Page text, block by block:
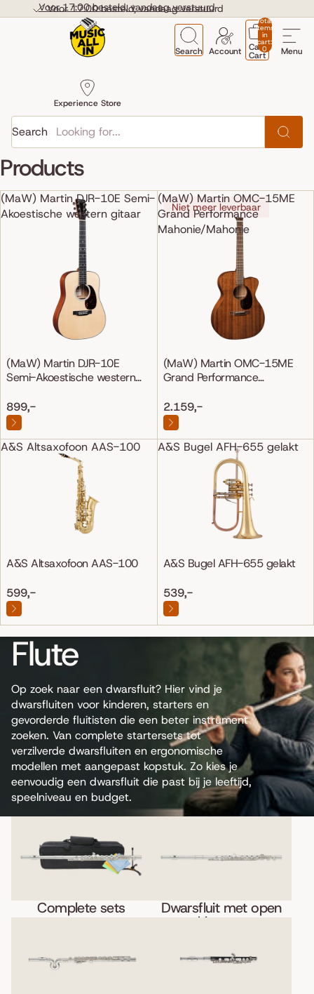
Voor 17:00 besteld, vandaag verstuurd
Voor 17:00 besteld, vandaag verstuurd
Menu
Search
Experience Store
Account
Total
items
in
cart:
0
Cart
Cart
Search
Products
(MaW) Martin DJR-10E Semi-
Akoestische western gitaar
(MaW) Martin DJR-10E
Semi-Akoestische western
899,-
(MaW) Martin OMC-15ME
Grand Performance
Mahonie/Mahonie
Niet meer leverbaar
(MaW) Martin OMC-15ME
Grand Performance
2.159,-
A&S Altsaxofoon AAS-100
A&S Altsaxofoon AAS-100
599,-
A&S Bugel AFH-655 gelakt
A&S Bugel AFH-655 gelakt
539,-
Flute
Op zoek naar een dwarsfluit? Hier vind je
dwarsfluiten voor kinderen, starters en
gevorderde fluitisten die een beter instrument
zoeken. Van complete startersets tot
verzilverde dwarsfluiten en ergonomische
modellen met aangepast kopstuk. Zo kies je
eenvoudig een dwarsfluit die past bij je leeftijd,
speelniveau en budget.
Complete sets Dwarsfluit met open
kleppen